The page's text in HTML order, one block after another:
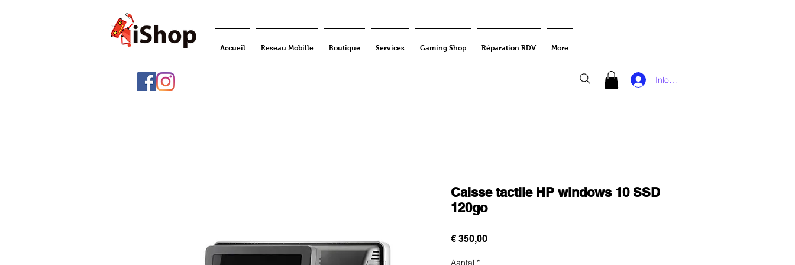
Accueil Reseau Mobille Boutique Services Gaming Shop Réparation RDV More
Inloggen
Caisse tactile HP windows 10 SSD
120go
€ 350,00Prijs
Aantal *